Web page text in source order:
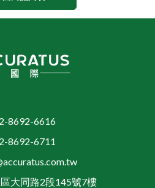
8692-6616
8692-6711
大同路2段145號7樓